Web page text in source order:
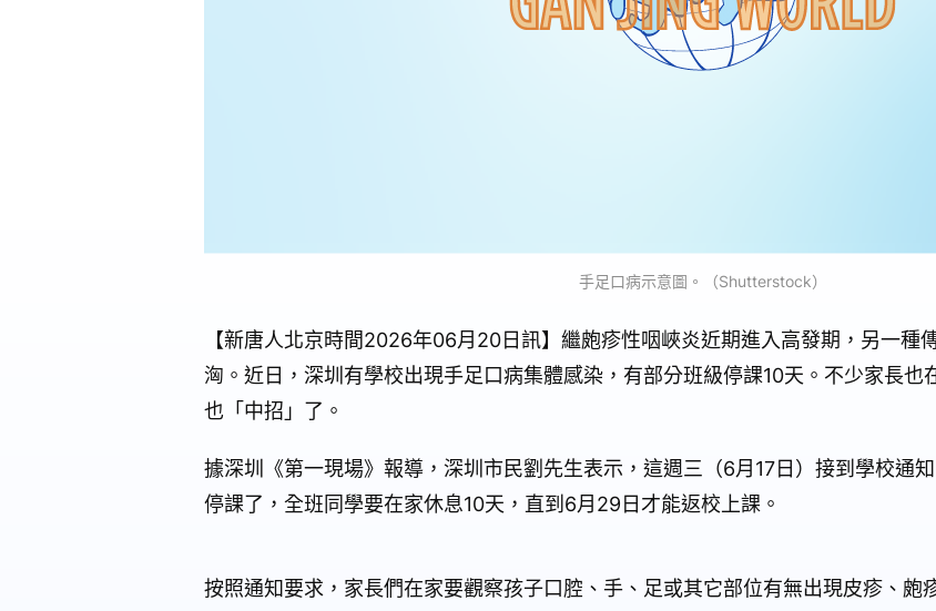
手足口病示意圖。（Shutterstock）
【新唐人北京時間2026年06月20日訊】繼皰疹性咽峽炎近期進入高發期，另一種
洶。近日，深圳有學校出現手足口病集體感染，有部分班級停課10天。不少家長也
也「中招」了。
據深圳《第一現場》報導，深圳市民劉先生表示，這週三（6月17日）接到學校通
停課了，全班同學要在家休息10天，直到6月29日才能返校上課。
按照通知要求，家長們在家要觀察孩子口腔、手、足或其它部位有無出現皮疹、皰